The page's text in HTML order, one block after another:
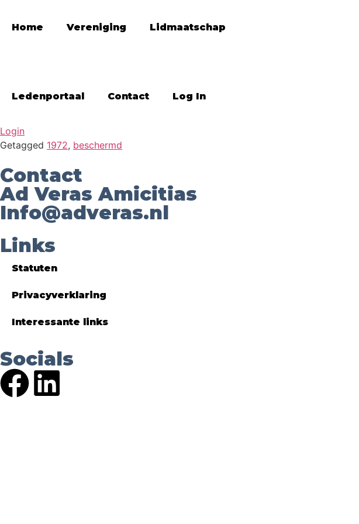
Home Vereniging Lidmaatschap
Ledenportaal Contact Log In
Login
Getagged 1972, beschermd
Contact
Ad Veras Amicitias
Info@adveras.nl
Links
Statuten
Privacyverklaring
Interessante links
Socials